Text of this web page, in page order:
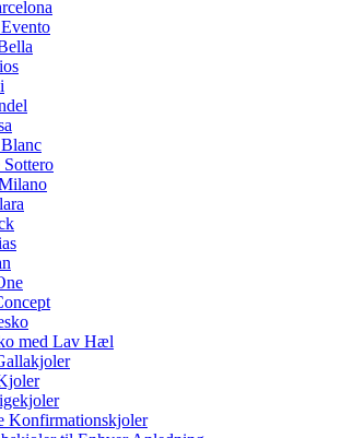
med Lav Hæl
Konfirmationskjoler